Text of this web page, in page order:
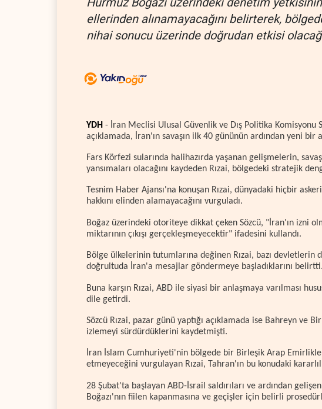
ellerinden alınamayacağını belirterek,
nihai sonucu üzerinde doğrudan etkisi
YDH - İran Meclisi Ulusal Güvenlik ve Dış Politika Komisyonu
açıklamada, İran'ın savaşın ilk 40 gününün ardından yeni
Fars Körfezi sularında halihazırda yaşanan gelişmelerin,
yansımaları olacağını kaydeden Rızai, bölgedeki stratejik
Tesnim Haber Ajansı'na konuşan Rızai, dünyadaki hiçbir
hakkını elinden alamayacağını vurguladı.
Boğaz üzerindeki otoriteye dikkat çeken Sözcü, "İran'ın izni
miktarının çıkışı gerçekleşmeyecektir" ifadesini kullandı.
Bölge ülkelerinin tutumlarına değinen Rızai, bazı devletlerin
doğrultuda İran'a mesajlar göndermeye başladıklarını belirtti.
Buna karşın Rızai, ABD ile siyasi bir anlaşmaya varılması
dile getirdi.
Sözcü Rızai, pazar günü yaptığı açıklamada ise Bahreyn ve
izlemeyi sürdürdüklerini kaydetmişti.
İran İslam Cumhuriyeti'nin bölgede bir Birleşik Arap
etmeyeceğini vurgulayan Rızai, Tahran'ın bu konudaki
28 Şubat'ta başlayan ABD-İsrail saldırıları ve ardından
Boğazı'nın fiilen kapanmasına ve geçişler için belirli